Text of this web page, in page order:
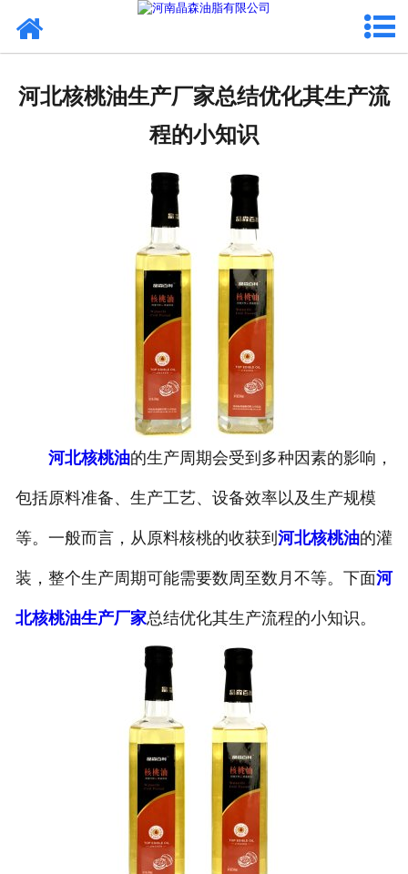
成功案例
新闻资讯
走进晶森
公司官网
河北核桃油生产厂家总结优化其生产流
程的小知识
河北核桃油的生产周期会受到多种因素的影响，
包括原料准备、生产工艺、设备效率以及生产规模
等。一般而言，从原料核桃的收获到 河北核桃油的灌
装，整个生产周期可能需要数周至数月不等。下面河
北核桃油生产厂家总结优化其生产流程的小知识。